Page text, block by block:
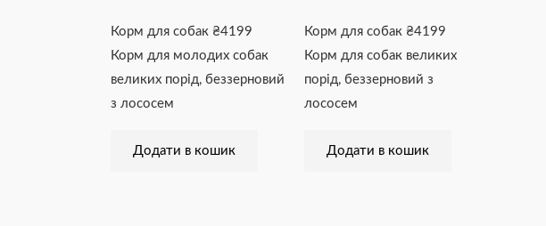
Корм для собак ₴4199
Корм для молодих собак
великих порід, беззерновий
з лососем
Додати в кошик
Корм для собак₴4199
Корм для собак великих
порід, беззерновий з
лососем
Додати в кошик